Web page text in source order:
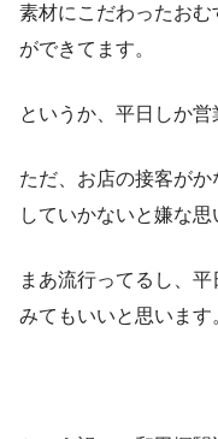
素材にこだわったおむ
ができてます。
というか、平日しか営
ただ、お店の接客が
していかないと嫌な思
まあ流行ってるし、
みてもいいと思います